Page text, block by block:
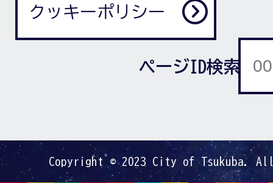
クッキーポリシー
ページID検索
Copyright © 2023 City of Tsukuba.